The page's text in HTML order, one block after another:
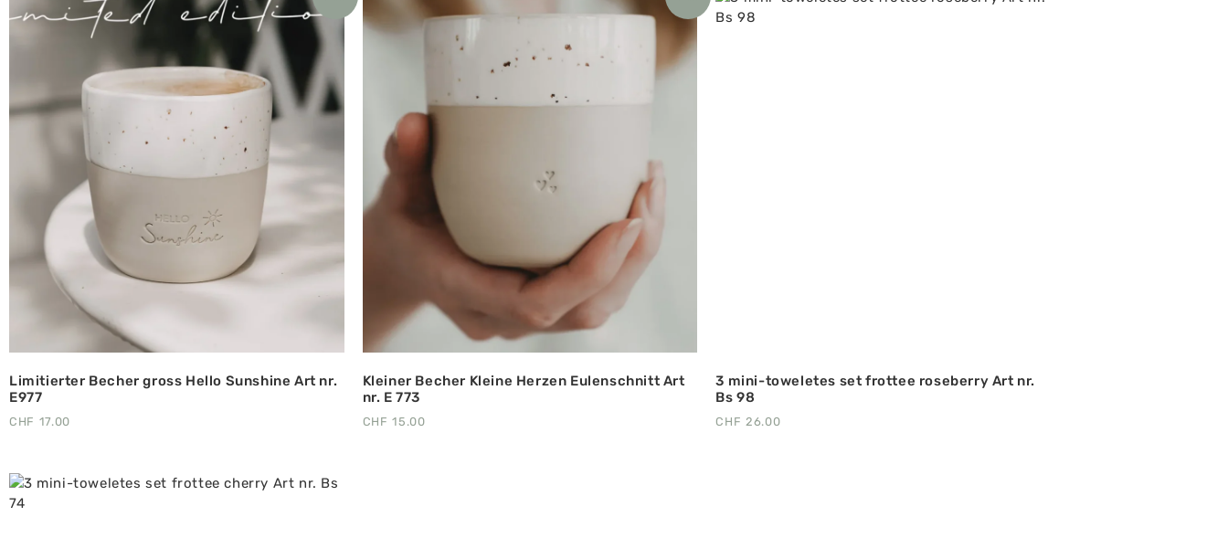
Limitierter Becher gross Hello Sunshine Art nr.
E977
CHF 17.00
Kleiner Becher Kleine Herzen Eulenschnitt Art
nr. E 773
CHF 15.00
3 mini-toweletes set frottee roseberry Art nr.
Bs 98
CHF 26.00